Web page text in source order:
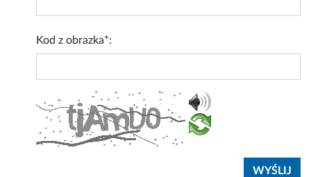
Kod z obrazka*: